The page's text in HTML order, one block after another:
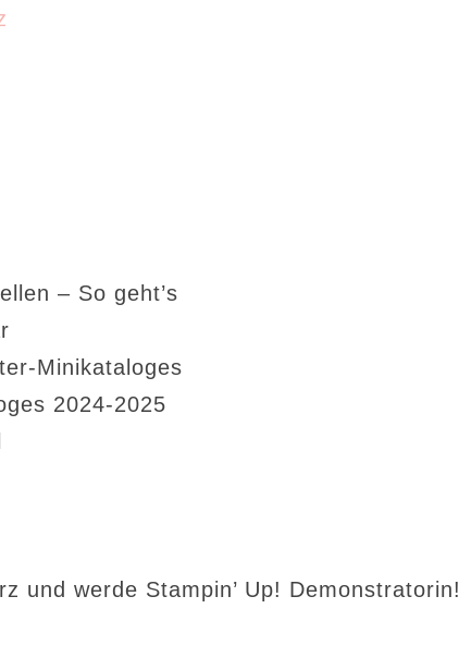
– So geht’s
Minikataloges
2024-2025
und werde Stampin’ Up! Demonstratorin!